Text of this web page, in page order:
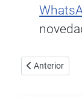
Artículo
Anterior